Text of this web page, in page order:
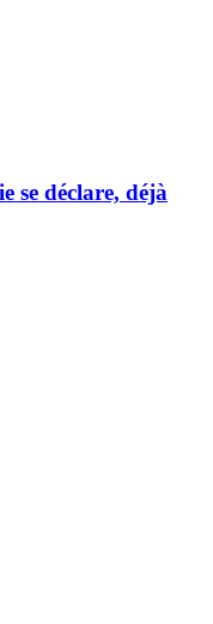
se déclare, déjà